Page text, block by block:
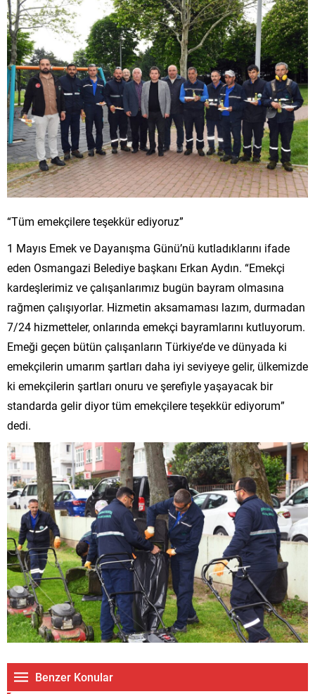
“Tüm emekçilere teşekkür ediyoruz”
1 Mayıs Emek ve Dayanışma Günü’nü kutladıklarını ifade
eden Osmangazi Belediye başkanı Erkan Aydın. “Emekçi
kardeşlerimiz ve çalışanlarımız bugün bayram olmasına
rağmen çalışıyorlar. Hizmetin aksamaması lazım, durmadan
7/24 hizmetteler, onlarında emekçi bayramlarını kutluyorum.
Emeği geçen bütün çalışanların Türkiye’de ve dünyada ki
emekçilerin umarım şartları daha iyi seviyeye gelir, ülkemizde
ki emekçilerin şartları onuru ve şerefiyle yaşayacak bir
standarda gelir diyor tüm emekçilere teşekkür ediyorum”
dedi.
Benzer Konular